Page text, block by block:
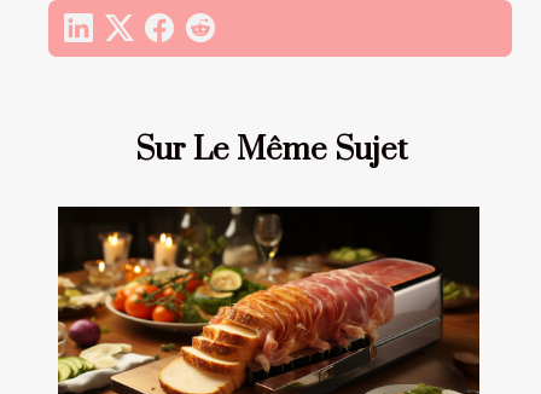
Sur Le Même Sujet